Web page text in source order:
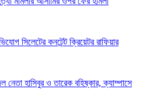
সিলেটের কনটেন্ট ক্রিয়েটর রাফিয়ার
নেতা হাসিবুর ও তারেক বহিষ্কার, ক্যাম্পাসে